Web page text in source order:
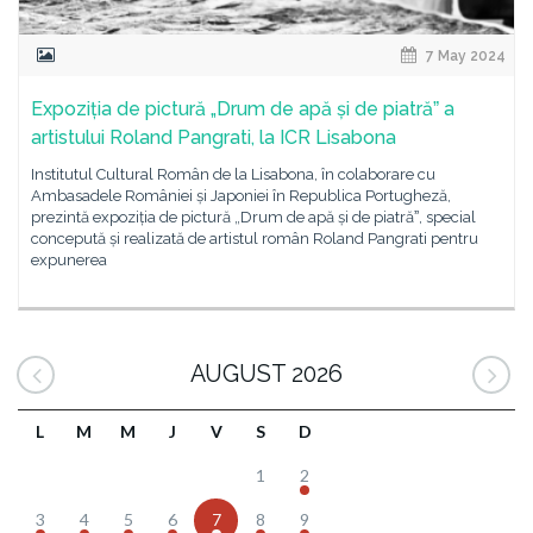
7 May 2024
Expoziția de pictură „Drum de apă și de piatrăˮ a
artistului Roland Pangrati, la ICR Lisabona
Institutul Cultural Român de la Lisabona, în colaborare cu
Ambasadele României și Japoniei în Republica Portugheză,
prezintă expoziția de pictură „Drum de apă și de piatrăˮ, special
concepută și realizată de artistul român Roland Pangrati pentru
expunerea
AUGUST 2026
L M M J V S D
1 2
3 4 5 6 7 8 9